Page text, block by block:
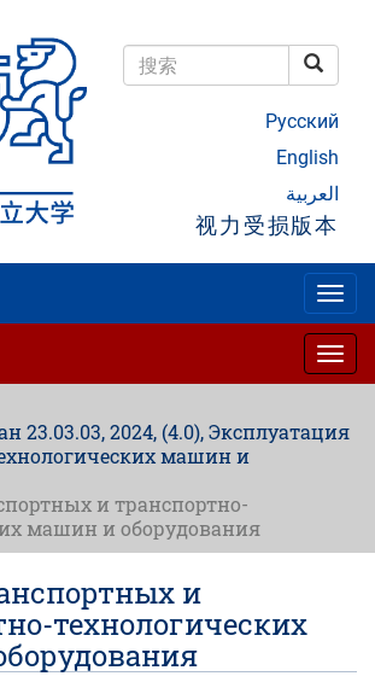
搜索
Русский
English
العربية
视力受损版本
23.03.03, 2024, (4.0), Эксплуатация
машин и
и транспортно-
машин и оборудования
и
технологических